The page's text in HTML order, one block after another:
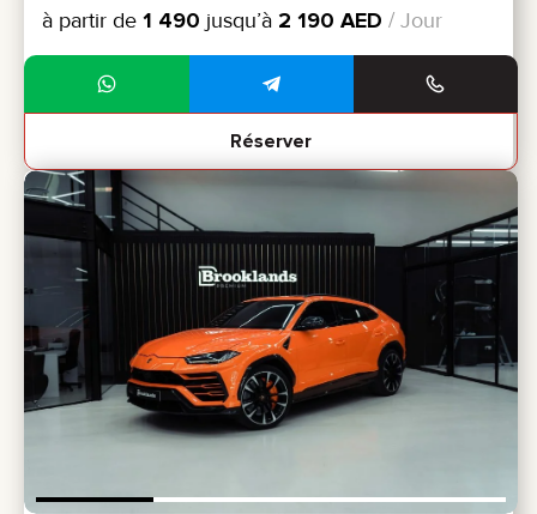
à partir de 1 490 jusqu’à 2 190 AED / Jour
Réserver